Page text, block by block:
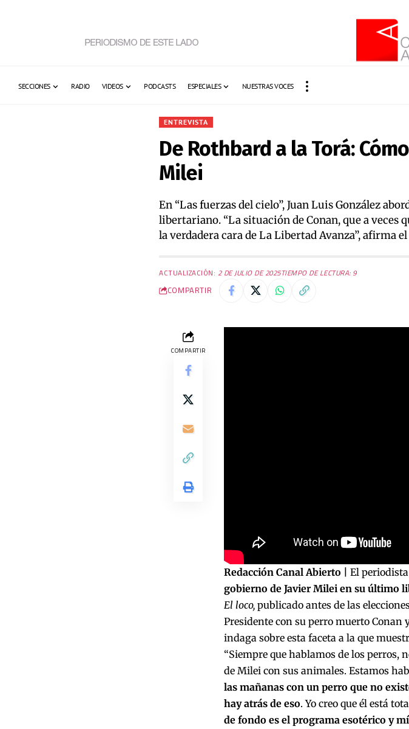
SECCIONES RADIO VIDEOS PODCASTS ESPECIALES NUESTRAS VOCES
ENTREVISTA
De Rothbard a la Torá:
Milei
En “Las fuerzas del cielo”, Juan Luis González
libertariano. “La situación de Conan, que a veces
la verdadera cara de La Libertad Avanza”, afirma
ACTUALIZACIÓN: 2 DE JULIO DE 2025TIEMPO DE LECTURA: 9
COMPARTIR
COMPARTIR
Redacción Canal Abierto | El periodista
gobierno de Javier Milei en su último
El loco, publicado antes de las
Presidente con su perro muerto Conan
indaga sobre esta faceta a la que
“Siempre que hablamos de los perros,
de Milei con sus animales. Estamos
las mañanas con un perro que no
hay atrás de eso. Yo creo que él está
de fondo es el programa esotérico y